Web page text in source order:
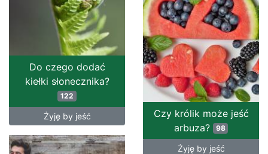
Do czego dodać
kiełki słonecznika?
122
Żyję by jeść
Czy królik może jeść
arbuza?
98
Żyję by jeść